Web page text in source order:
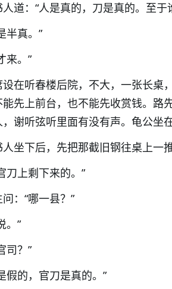
人道：“人是真的，刀是真的。至
半真。”
来。”
设在听春楼后院，不大，一张长桌
能先上前台，也不能先收赏钱。路
谢听弦听里面有没有声。龟公坐
坐下后，先把那截旧钢往桌上一推
刀上剩下来的。”
：“哪一县？”
。”
司？”
假的，官刀是真的。”